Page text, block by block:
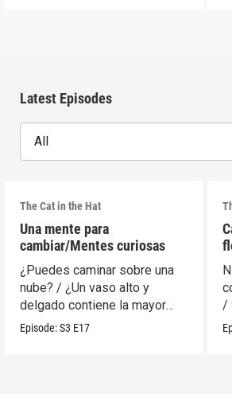
Latest Episodes
All
The Cat in the Hat
Una mente para
cambiar/Mentes curiosas
¿Puedes caminar sobre una
nube? / ¿Un vaso alto y
delgado contiene la mayor
cantidad?
Episode:S3 E17
/